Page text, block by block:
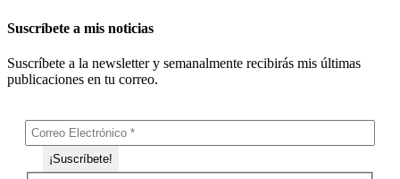
Suscríbete a mis noticias
Suscríbete a la newsletter y semanalmente recibirás mis últimas
publicaciones en tu correo.